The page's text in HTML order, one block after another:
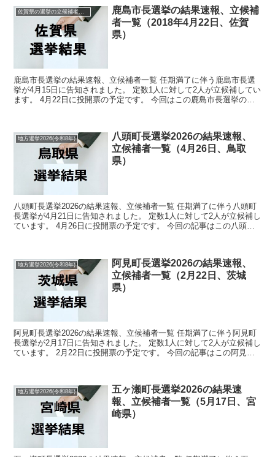
佐賀県の選挙の立候補者と結果速報一覧
鹿島市長選挙の結果速報、立候補
者一覧（2018年4月22日、佐賀
県）
鹿島市長選挙の結果速報、立候補者一覧 任期満了に伴う鹿島市長選
挙が4月15日に告知されました。 定数1人に対して2人が立候補してい
ます。 4月22日に投開票の予定です。 今回はこの鹿島市長選挙の関
地方選挙2026(令和8年)
八頭町長選挙2026の結果速報、
立候補者一覧（4月26日、鳥取
県）
八頭町長選挙2026の結果速報、立候補者一覧 任期満了に伴う八頭町
長選挙が4月21日に告知されました。 定数1人に対して2人が立候補し
ています。 4月26日に投開票の予定です。 今回の記事はこの八頭町
地方選挙2026(令和8年)
阿見町長選挙2026の結果速報、
立候補者一覧（2月22日、茨城
県）
阿見町長選挙2026の結果速報、立候補者一覧 任期満了に伴う阿見町
長選挙が2月17日に告知されました。 定数1人に対して2人が立候補し
ています。 2月22日に投開票の予定です。 今回の記事はこの阿見町
地方選挙2026(令和8年)
五ヶ瀬町長選挙2026の結果速
報、立候補者一覧（5月17日、宮
崎県）